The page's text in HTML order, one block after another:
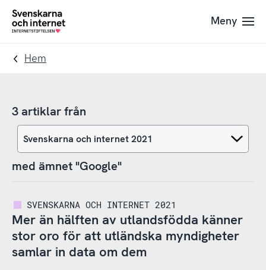
Till
navigation
Till
innehåll
To
Meny
Hem
3 artiklar från
med ämnet "Google"
SVENSKARNA OCH INTERNET 2021
Mer än hälften av utlandsfödda känner
stor oro för att utländska myndigheter
samlar in data om dem